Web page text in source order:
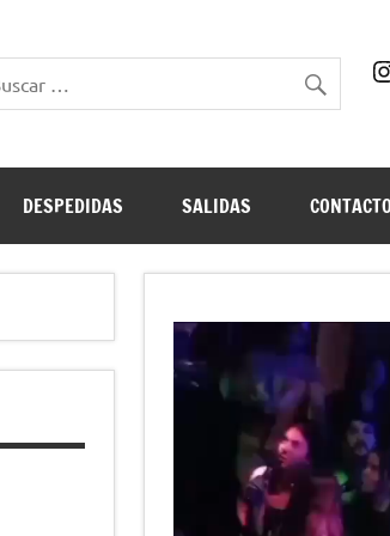
DESPEDIDAS SALIDAS CONTACTO